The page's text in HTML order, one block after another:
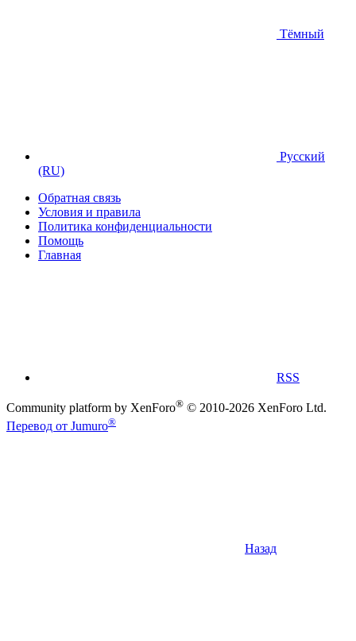
Тёмный
Русский
(RU)
Обратная связь
Условия и правила
Политика конфиденциальности
Помощь
Главная
RSS
Community platform by XenForo® © 2010-2026 XenForo Ltd.
Перевод от Jumuro®
Назад